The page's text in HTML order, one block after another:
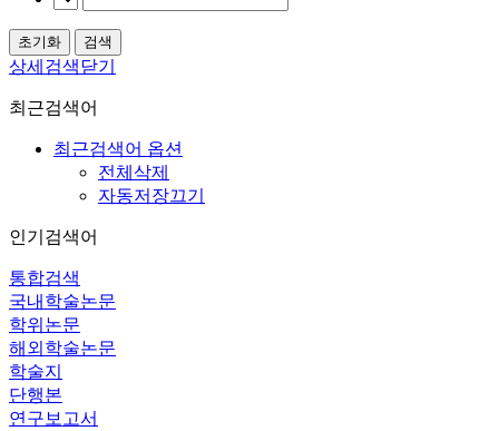
상세검색닫기
최근검색어
최근검색어 옵션
전체삭제
자동저장끄기
인기검색어
통합검색
국내학술논문
학위논문
해외학술논문
학술지
단행본
연구보고서